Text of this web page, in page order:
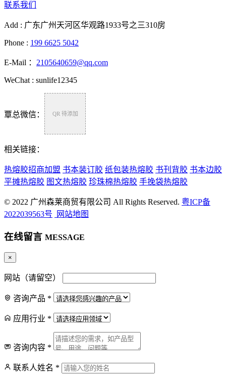
联系我们
Add : 广东广州天河区华观路1933号之三310房
Phone : 199 6625 5042
E-Mail ： 2105640659@qq.com
WeChat : sunlife12345
覃总微信： QR 待添加
相关链接：
热熔胶招商加盟 书本装订胶 纸包装热熔胶 书刊背胶 书本边胶
平摊热熔胶 图文热熔胶 珍珠棉热熔胶 手挽袋热熔胶
© 2022 广州森莱商贸有限公司 All Rights Reserved. 粤ICP备
2022039563号
网站地图
在线留言 MESSAGE
×
网站（请留空）
咨询产品 *
应用行业 *
咨询内容 *
联系人姓名 *